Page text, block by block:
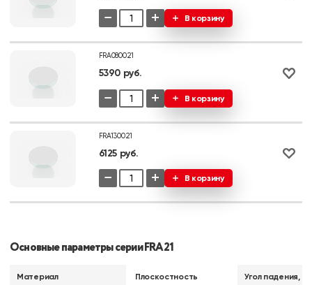
− + В корзину
FRA080021
5390 руб.
− + В корзину
FRA130021
6125 руб.
− + В корзину
Основные параметры серии FRA21
Материал Плоскостность Угол падения, °